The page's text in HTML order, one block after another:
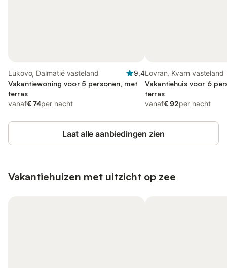
Lukovo, Dalmatië vasteland
9,4
Vakantiewoning voor 5 personen, met
terras
vanaf€ 74per nacht
Lovran, Kvarn vasteland
Vakantiehuis voor 6
terras
vanaf€ 92per nacht
Laat alle aanbiedingen zien
Vakantiehuizen met uitzicht op zee